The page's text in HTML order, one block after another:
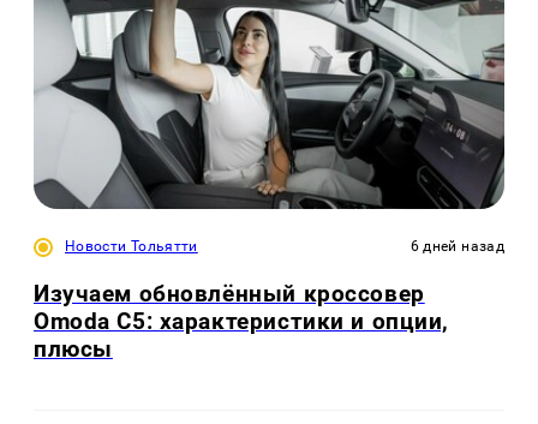
Новости Тольятти 6 дней назад
Изучаем обновлённый кроссовер
Omoda C5: характеристики и опции,
плюсы